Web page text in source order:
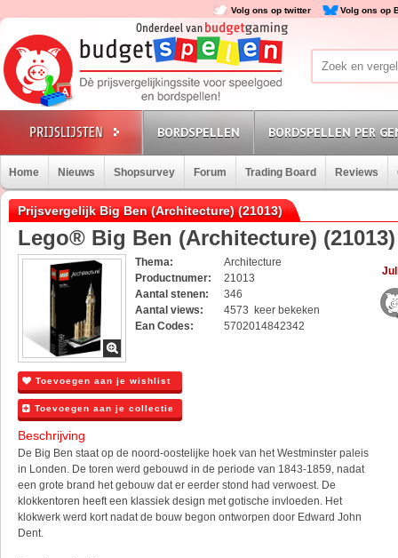
Volg ons op twitter Volg ons op
BORDSPELLEN BORDSPELLEN PER
Home Nieuws Shopsurvey Forum Trading Board Reviews
Prijsvergelijk Big Ben (Architecture) (21013)
Lego® Big Ben (Architecture) (21013)
Thema:
Architecture
Productnumer:
21013
Aantal stenen:
346
Aantal views:
4573 keer bekeken
Ean Codes:
5702014842342
Toevoegen aan je wishlist
Toevoegen aan je collectie
Beschrijving
De Big Ben staat op de noord-oostelijke hoek van het Westminster paleis
in Londen. De toren werd gebouwd in de periode van 1843-1859, nadat
een grote brand het gebouw dat er eerder stond had verwoest. De
klokkentoren heeft een klassiek design met gotische invloeden. Het
klokwerk werd kort nadat de bouw begon ontworpen door Edward John
Dent.